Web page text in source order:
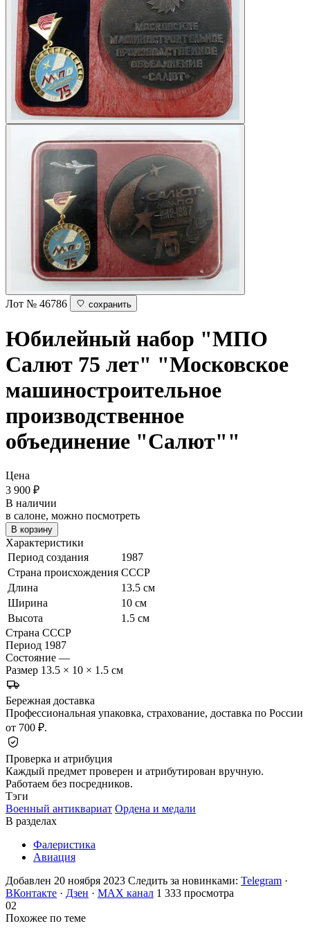
Лот № 46786 сохранить
Юбилейный набор "МПО
Салют 75 лет" "Московское
машиностроительное
производственное
объединение "Салют""
Цена
3 900 ₽
В наличии
в салоне, можно посмотреть
В корзину
Характеристики
Период создания
1987
Страна происхождения СССР
Длина
13.5 см
Ширина
10 см
Высота
1.5 см
Страна СССР
Период 1987
Состояние —
Размер 13.5 × 10 × 1.5 см
Бережная доставка
Профессиональная упаковка, страхование, доставка по России
от 700 ₽.
Проверка и атрибуция
Каждый предмет проверен и атрибутирован вручную.
Работаем без посредников.
Тэги
Военный антиквариат Ордена и медали
В разделах
Фалеристика
Авиация
Добавлен 20 ноября 2023 Следить за новинками: Telegram ·
ВКонтакте · Дзен · MAX канал 1 333 просмотра
02
Похожее по теме